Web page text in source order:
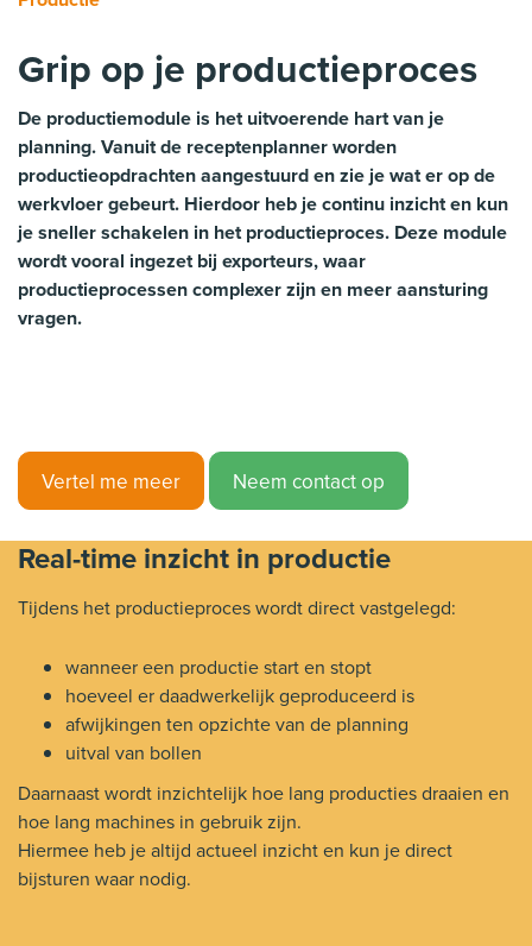
Grip op je productieproces
De productiemodule is het uitvoerende hart van je
planning. Vanuit de receptenplanner worden
productieopdrachten aangestuurd en zie je wat er op de
werkvloer gebeurt. Hierdoor heb je continu inzicht en kun
je sneller schakelen in het productieproces. Deze module
wordt vooral ingezet bij exporteurs, waar
productieprocessen complexer zijn en meer aansturing
vragen.
Vertel me meer Neem contact op
Real-time inzicht in productie
Tijdens het productieproces wordt direct vastgelegd:
wanneer een productie start en stopt
hoeveel er daadwerkelijk geproduceerd is
afwijkingen ten opzichte van de planning
uitval van bollen
Daarnaast wordt inzichtelijk hoe lang producties draaien en
hoe lang machines in gebruik zijn.
Hiermee heb je altijd actueel inzicht en kun je direct
bijsturen waar nodig.